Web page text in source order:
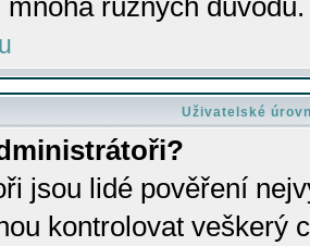
různých důvodů.
Uživatelské
jsou lidé pověření
kontrolovat veškerý